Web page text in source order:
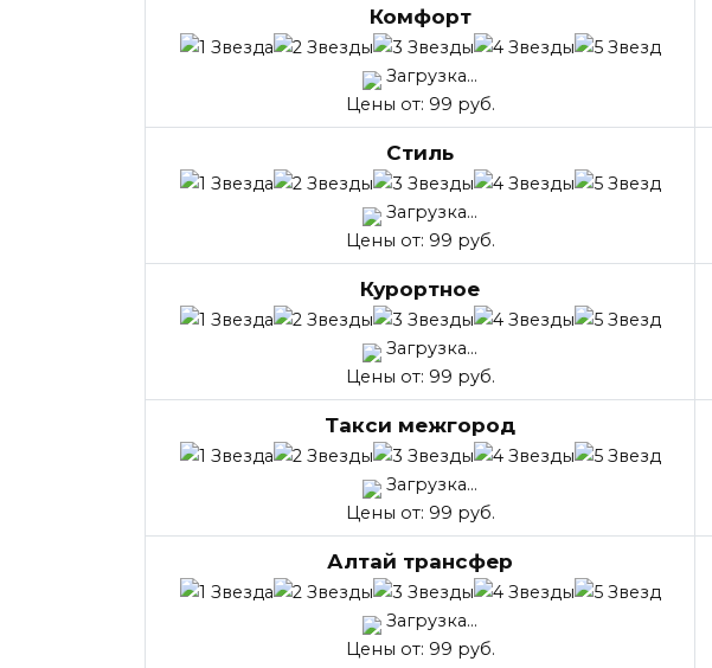
Комфорт
Загрузка...
Цены от: 99 руб.
Стиль
Загрузка...
Цены от: 99 руб.
Курортное
Загрузка...
Цены от: 99 руб.
Такси межгород
Загрузка...
Цены от: 99 руб.
Алтай трансфер
Загрузка...
Цены от: 99 руб.